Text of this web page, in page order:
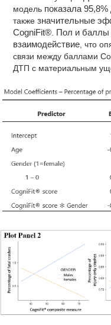
модель показала
такжезначительные
CogniFit®
Пол и баллы
взаимодействие , что
связи между баллами
ДТП с материальным